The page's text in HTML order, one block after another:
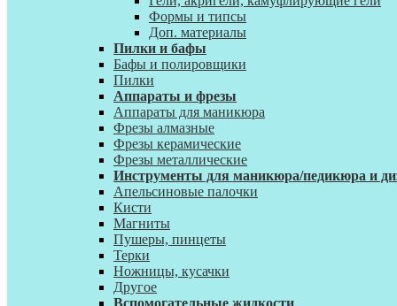
Формы и типсы
Доп. материалы
Пилки и бафы
Бафы и полировщики
Пилки
Аппараты и фрезы
Аппараты для маникюра
Фрезы алмазные
Фрезы керамические
Фрезы металлические
Инструменты для маникюра/педикюра и
Апельсиновые палочки
Кисти
Магниты
Пушеры, пинцеты
Терки
Ножницы, кусачки
Другое
Вспомогательные жидкости